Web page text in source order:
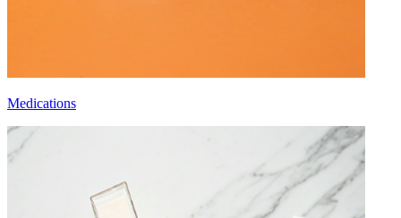
Medications